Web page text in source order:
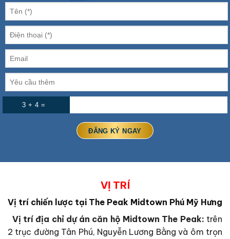
3 + 4 =
VỊ TRÍ
Vị trí chiến lược tại The Peak Midtown Phú Mỹ Hưng
Vị trí địa chỉ dự án căn hộ Midtown The Peak: trên
2 trục đường Tân Phú, Nguyễn Lương Bằng và ôm trọn